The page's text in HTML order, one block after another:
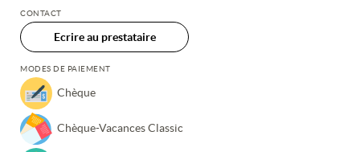
CONTACT
Ecrire au prestataire
MODES DE PAIEMENT
Chèque
Chèque-Vacances Classic